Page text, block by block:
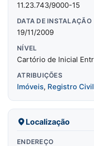
11.23.743/9000-15
DATA DE INSTALAÇÃO
19/11/2009
NÍVEL
Cartório de Inicial
ATRIBUIÇÕES
Imóveis, Registro Civil
Localização
ENDEREÇO